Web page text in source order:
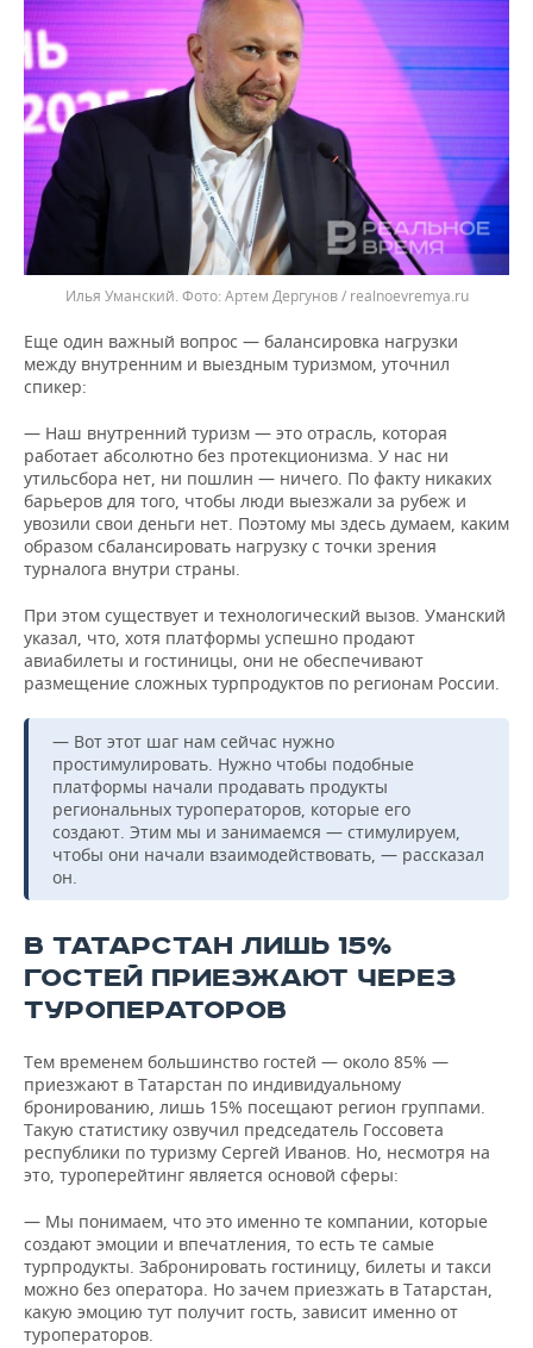
Илья Уманский. Артем Дергунов / realnoevremya.ru
Еще один важный вопрос — балансировка нагрузки
между внутренним и выездным туризмом, уточнил
спикер:
— Наш внутренний туризм — это отрасль, которая
работает абсолютно без протекционизма. У нас ни
утильсбора нет, ни пошлин — ничего. По факту никаких
барьеров для того, чтобы люди выезжали за рубеж и
увозили свои деньги нет. Поэтому мы здесь думаем, каким
образом сбалансировать нагрузку с точки зрения
турналога внутри страны.
При этом существует и технологический вызов. Уманский
указал, что, хотя платформы успешно продают
авиабилеты и гостиницы, они не обеспечивают
размещение сложных турпродуктов по регионам России.
— Вот этот шаг нам сейчас нужно
простимулировать. Нужно чтобы подобные
платформы начали продавать продукты
региональных туроператоров, которые его
создают. Этим мы и занимаемся — стимулируем,
чтобы они начали взаимодействовать, — рассказал
он.
В ТАТАРСТАН ЛИШЬ 15%
ГОСТЕЙ ПРИЕЗЖАЮТ ЧЕРЕЗ
ТУРОПЕРАТОРОВ
Тем временем большинство гостей — около 85% —
приезжают в Татарстан по индивидуальному
бронированию, лишь 15% посещают регион группами.
Такую статистику озвучил председатель Госсовета
республики по туризму Сергей Иванов. Но, несмотря на
это, туроперейтинг является основой сферы:
— Мы понимаем, что это именно те компании, которые
создают эмоции и впечатления, то есть те самые
турпродукты. Забронировать гостиницу, билеты и такси
можно без оператора. Но зачем приезжать в Татарстан,
какую эмоцию тут получит гость, зависит именно от
туроператоров.